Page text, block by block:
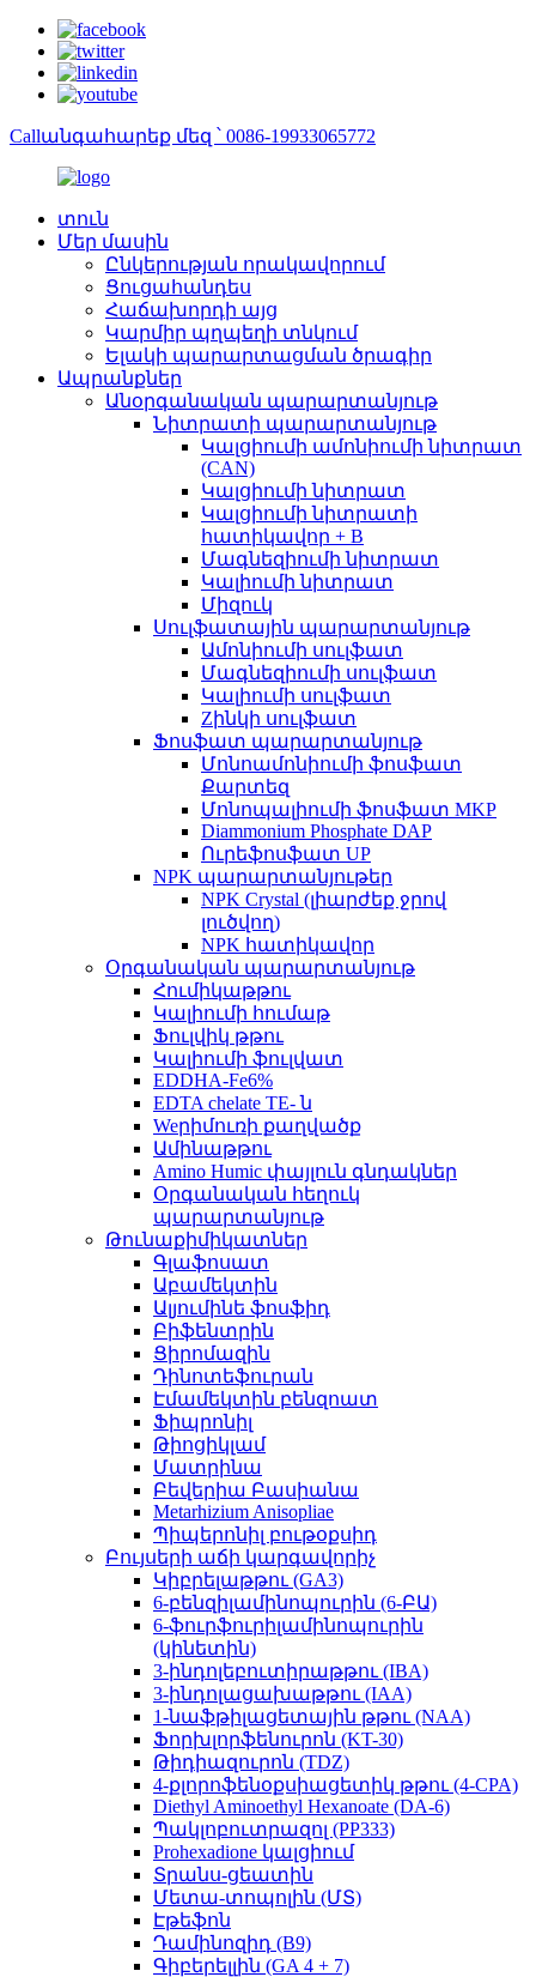
Callանգահարեք մեզ ՝ 0086-19933065772
տուն
Մեր մասին
Ընկերության որակավորում
Ցուցահանդես
Հաճախորդի այց
Կարմիր պղպեղի տնկում
Ելակի պարարտացման ծրագիր
Ապրանքներ
Անօրգանական պարարտանյութ
Նիտրատի պարարտանյութ
Կալցիումի ամոնիումի նիտրատ
(CAN)
Կալցիումի նիտրատ
Կալցիումի նիտրատի
հատիկավոր + B
Մագնեզիումի նիտրատ
Կալիումի նիտրատ
Միզուկ
Սուլֆատային պարարտանյութ
Ամոնիումի սուլֆատ
Մագնեզիումի սուլֆատ
Կալիումի սուլֆատ
Zինկի սուլֆատ
Ֆոսֆատ պարարտանյութ
Մոնոամոնիումի ֆոսֆատ
Քարտեզ
Մոնոպալիումի ֆոսֆատ MKP
Diammonium Phosphate DAP
Ուրեֆոսֆատ UP
NPK պարարտանյութեր
NPK Crystal (լիարժեք ջրով
լուծվող)
NPK հատիկավոր
Օրգանական պարարտանյութ
Հումիկաթթու
Կալիումի հումաթ
Ֆուլվիկ թթու
Կալիումի ֆուլվատ
EDDHA-Fe6%
EDTA chelate TE- ն
Weրիմուռի քաղվածք
Ամինաթթու
Amino Humic փայլուն գնդակներ
Օրգանական հեղուկ
պարարտանյութ
Թունաքիմիկատներ
Գլաֆոսատ
Աբամեկտին
Ալյումինե ֆոսֆիդ
Բիֆենտրին
Ցիրոմազին
Դինոտեֆուրան
Էմամեկտին բենզոատ
Ֆիպրոնիլ
Թիոցիկլամ
Մատրինա
Բեվերիա Բասիանա
Metarhizium Anisopliae
Պիպերոնիլ բութօքսիդ
Բույսերի աճի կարգավորիչ
Կիբրելաթթու (GA3)
6-բենզիլամինոպուրին (6-ԲԱ)
6-ֆուրֆուրիլամինոպուրին
(կինետին)
3-ինդոլեբուտիրաթթու (IBA)
3-ինդոլացախաթթու (IAA)
1-նաֆթիլացետային թթու (NAA)
Ֆորխլորֆենուրոն (KT-30)
Թիդիազուրոն (TDZ)
4-քլորոֆենօքսիացետիկ թթու (4-CPA)
Diethyl Aminoethyl Hexanoate (DA-6)
Պակլոբուտրազոլ (PP333)
Prohexadione կալցիում
Տրանս-ցեատին
Մետա-տոպոլին (ՄՏ)
Էթեֆոն
Դամինոզիդ (B9)
Գիբերելլին (GA 4 + 7)